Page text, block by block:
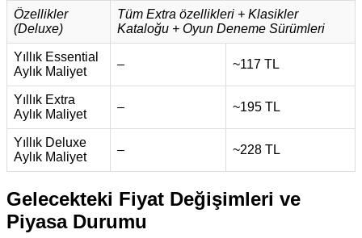
Özellikler
(Deluxe)
Tüm Extra özellikleri + Klasikler
Kataloğu + Oyun Deneme Sürümleri
Yıllık Essential
Aylık Maliyet
– ~117 TL
Yıllık Extra
Aylık Maliyet
– ~195 TL
Yıllık Deluxe
Aylık Maliyet
– ~228 TL
Gelecekteki Fiyat Değişimleri ve
Piyasa Durumu